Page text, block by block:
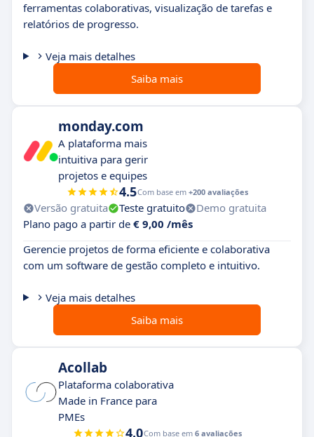
ferramentas colaborativas, visualização de tarefas e
relatórios de progresso.
Veja mais detalhes
Saiba mais
monday.com
A plataforma mais
intuitiva para gerir
projetos e equipes
4.5Com base em +200 avaliações
Versão gratuita Teste gratuito
Demo gratuita
Plano pago a partir de € 9,00 /mês
Gerencie projetos de forma eficiente e colaborativa
com um software de gestão completo e intuitivo.
Veja mais detalhes
Saiba mais
Acollab
Plataforma colaborativa
Made in France para
PMEs
4.0Com base em 6 avaliações